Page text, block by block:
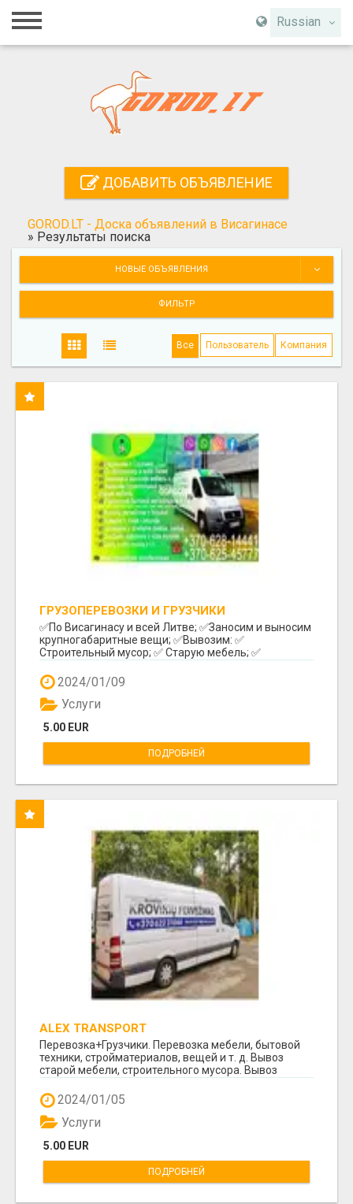
Russian
Главная
Регистрация
Поиск
ДОБАВИТЬ ОБЪЯВЛЕНИЕ
GOROD.LT - Доска объявлений в Висагинасе
» Результаты поиска
НОВЫЕ ОБЪЯВЛЕНИЯ
ФИЛЬТР
Все Пользователь Компания
ГРУЗОПЕРЕВОЗКИ И ГРУЗЧИКИ
✅️По Висагинасу и всей Литве; ✅️Заносим и выносим
крупногабаритные вещи; ✅️Вывозим: ✅️
Строительный мусор; ✅️ Старую мебель; ✅️
2024/01/09
5.00 EUR
Услуги
ПОДРОБНЕЙ
ALEX TRANSPORT
Перевозка+Грузчики. Перевозка мебели, бытовой
техники, стройматериалов, вещей и т. д. Вывоз
старой мебели, строительного мусора. Вывоз
2024/01/05
5.00 EUR
Услуги
ПОДРОБНЕЙ